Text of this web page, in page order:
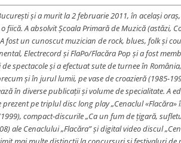
și a murit la 2 februarie 2011, în același
A absolvit Școala Primară de Muzică (astăzi,
fost un cunoscut muzician de rock, blues, folk și
Electrecord și FlaPo/Flacăra Pop și a fost
spectacole și a efectuat sute de turnee în
și în jurul lumii, pe vase de croazieră (1985-
în diverse publicații și volume de specialitate. A
pe triplul disc long play „Cenaclul «Flacăra»
compact-discurile „Ca un fum de țigară,
ale Cenaclului „Flacăra” și digital video discul